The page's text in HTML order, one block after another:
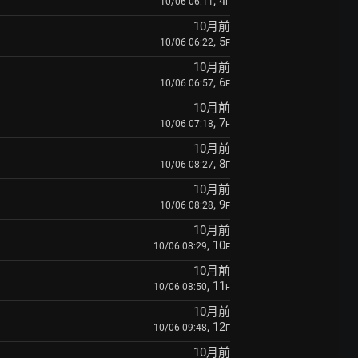
10月前
10/06 06:22, 5F
10月前
10/06 06:57, 6F
10月前
10/06 07:18, 7F
10月前
10/06 08:27, 8F
10月前
10/06 08:28, 9F
10月前
10/06 08:29, 10F
10月前
10/06 08:50, 11 F
10月前
10/06 09:48, 12F
10月前